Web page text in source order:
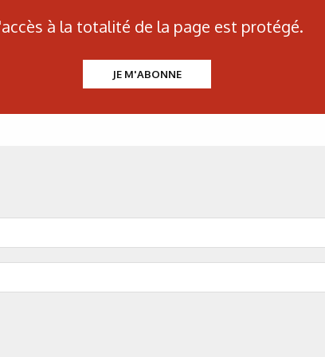
Figure 3 : Radiateur
Figure 7 :
à la totalité de la page est protégé.
JE M'ABONNE